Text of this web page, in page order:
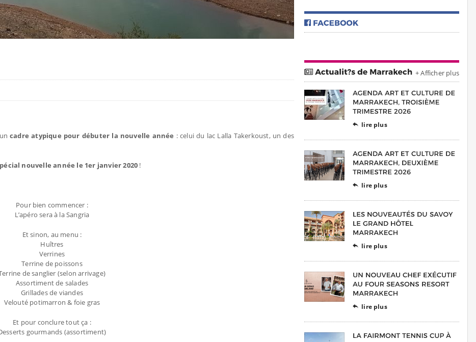
cadre atypique pour débuter la nouvelle année : celui du lac Lalla Takerkoust, un des
nouvelle année le 1er janvier 2020 !
Pour bien commencer :
L’apéro sera à la Sangria
Et sinon, au menu :
Huîtres
Verrines
Terrine de poissons
de sanglier (selon arrivage)
Assortiment de salades
Grillades de viandes
Velouté potimarron & foie gras
Et pour conclure tout ça :
gourmands (assortiment)
+ Afficher plus
 lire plus
 lire plus
 lire plus
 lire plus